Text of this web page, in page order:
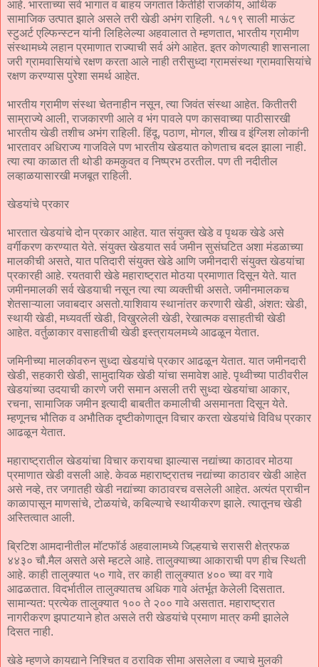
आहे. भारताच्या सर्व भागात व बाहय जगतात कितीही राजकीय, आर्थिक
सामाजिक उत्पात झाले असले तरी खेडी अभंग राहिली. १८१९ साली माऊंट
स्टुअर्ट एल्फिन्स्टन यांनी लिहिलेल्या अहवालात ते म्हणतात, भारतीय ग्रामीण
संस्थामध्ये लहान प्रमाणात राज्याची सर्व अंगे आहेत. इतर कोणत्याही शासनाला
जरी ग्रामवासियांचे रक्षण करता आले नाही तरीसुध्दा ग्रामसंस्था ग्रामवासियांचे
रक्षण करण्यास पुरेशा समर्थ आहेत.
भारतीय ग्रामीण संस्था चेतनाहीन नसून, त्या जिवंत संस्था आहेत. कितीतरी
साम्राज्ये आली, राजकारणी आले व भंग पावले पण कासवाच्या पाठीसारखी
भारतीय खेडी तशीच अभंग राहिली. हिंदू, पठाण, मोगल, शीख व इंग्लिश लोकांनी
भारतावर अधिराज्य गाजविले पण भारतीय खेडयात कोणताच बदल झाला नाही.
त्या त्या काळात ती थोडी कमकुवत व निष्प्रभ ठरतील. पण ती नदीतील
लव्हाळयासारखी मजबूत राहिली.
खेडयांचे प्रकार
भारतात खेडयांचे दोन प्रकार आहेत. यात संयुक्त खेडे व पृथक खेडे असे
वर्गीकरण करण्यात येते. संयुक्त खेडयात सर्व जमीन सुसंघटित अशा मंडळाच्या
मालकीची असते, यात पतिदारी संयुक्त खेडे आणि जमीनदारी संयुक्त खेडयांचा
प्रकारही आहे. रयतवारी खेडे महाराष्ट्रात मोठया प्रमाणात दिसून येते. यात
जमीनमालकी सर्व खेडयाची नसून त्या त्या व्यक्तीची असते. जमीनमालकच
शेतसाऱ्याला जवाबदार असतो.याशिवाय स्थानांतर करणारी खेडी, अंशत: खेडी,
स्थायी खेडी, मध्यवर्ती खेडी, विखुरलेली खेडी, रेखात्मक वसाहतीची खेडी
आहेत. वर्तुळाकार वसाहतीची खेडी इस्त्रायलमध्ये आढळून येतात.
जमिनीच्या मालकीवरुन सुध्दा खेडयांचे प्रकार आढळून येतात. यात जमीनदारी
खेडी, सहकारी खेडी, सामुदायिक खेडी यांचा समावेश आहे. पृथ्वीच्या पाठीवरील
खेडयांच्या उदयाची कारणे जरी समान असली तरी सुध्दा खेडयांचा आकार,
रचना, सामाजिक जमीन इत्यादी बाबतीत कमालीची असमानता दिसून येते.
म्हणूनच भौतिक व अभौतिक दृष्टीकोणातून विचार करता खेडयांचे विविध प्रकार
आढळून येतात.
महाराष्ट्रातील खेडयांचा विचार करायचा झाल्यास नद्यांच्या काठावर मोठया
प्रमाणात खेडी वसली आहे. केवळ महाराष्ट्रातच नद्यांच्या काठावर खेडी आहेत
असे नव्हे, तर जगातही खेडी नद्यांच्या काठावरच वसलेली आहेत. अत्यंत प्राचीन
काळापासून माणसांचे, टोळयांचे, कबिल्याचे स्थायीकरण झाले. त्यातूनच खेडी
अस्तित्वात आली.
ब्रिटिश आमदानीतील मॉटफॉर्ड अहवालामध्ये जिल्हयाचे सरासरी क्षेत्रफळ
४४३० चौ.मैल असते असे म्हटले आहे. तालुक्याच्या आकाराची पण हीच स्थिती
आहे. काही तालुक्यात ५० गावे, तर काही तालुक्यात ४०० च्या वर गावे
आढळतात. विदर्भातील तालुक्यातच अधिक गावे अंतर्भूत केलेली दिसतात.
सामान्यत: प्रत्येक तालुक्यात १०० ते २०० गावे असतात. महाराष्ट्रात
नागरीकरण झपाटयाने होत असले तरी खेडयांचे प्रमाण मात्र कमी झालेले
दिसत नाही.
खेडे म्हणजे कायद्याने निश्चित व ठराविक सीमा असलेला व ज्याचे मुलकी